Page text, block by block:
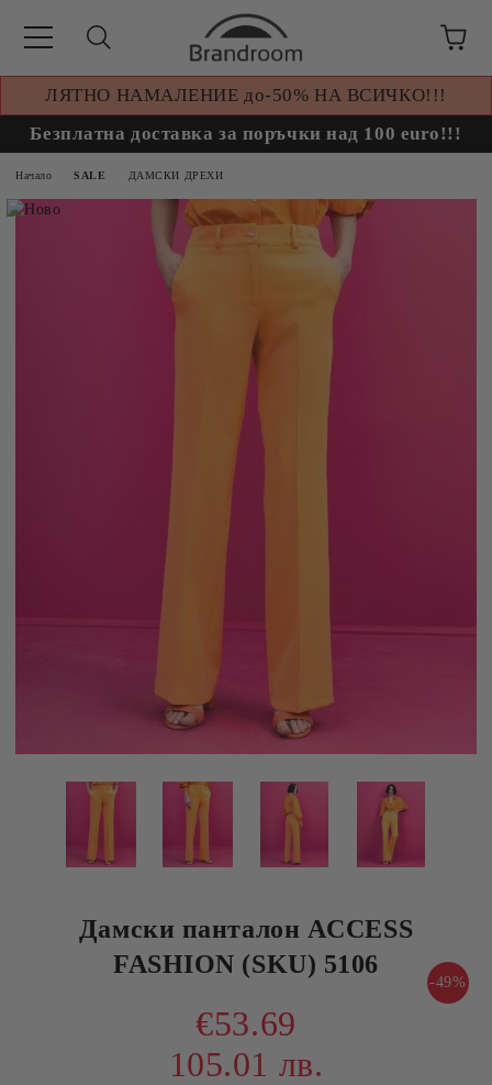
ЛЯТНО НАМАЛЕНИЕ до-50% НА ВСИЧКО!!!
Безплатна доставка за поръчки над 100 euro!!!
Начало SALE ДАМСКИ ДРЕХИ
Дамски панталон ACCESS
FASHION (SKU) 5106
-49%
€53.69
105.01 лв.